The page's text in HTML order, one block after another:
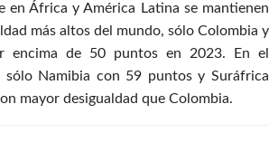
en África y América Latina se mantienen
más altos del mundo, sólo Colombia y
encima de 50 puntos en 2023. En el
sólo Namibia con 59 puntos y Suráfrica
mayor desigualdad que Colombia.